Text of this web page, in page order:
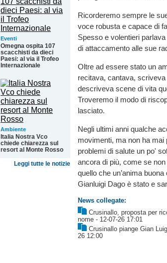
Eventi
Omegna ospita 107
scacchisti da dieci
Paesi: al via il Trofeo
Internazionale
Ambiente
Italia Nostra Vco
chiede chiarezza sul
resort al Monte Rosso
Leggi tutte le notizie
Ricorderemo sempre le
voce robusta e capace di
Spesso e volentieri
di attaccamento alle sue
Oltre ad essere stato un
recitava, cantava,
descriveva scene di vita
Troveremo il modo di
lasciato.
Negli ultimi anni qualche
movimenti, ma non ha mai
problemi di salute un po'
ancora di più, come se
quello che un’anima
Gianluigi Dago è stato e
News collegate:
Crusinallo, proposta per
nome - 12-07-26 17:01
Crusinallo piange Gian
26 12:00